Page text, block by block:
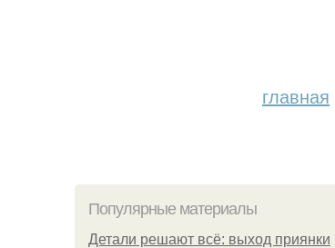
главная
Популярные материалы
Детали решают всё: выход приянки